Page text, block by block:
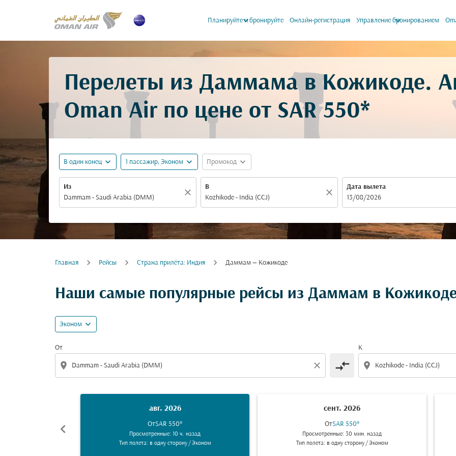
Планируйте и бронируйте
keyboard_arrow_down Онлайн-регистрация Управление бронированием
keyboard_arrow_down
Перелеты из Даммама в Кожикоде.
Oman Air по цене от SAR 550*
В один конец expand_more 1 пассажир, Эконом expand_more Промокод expand_more
Из
close
В
close
Дата вылета
fc-booking-departure-date-aria-label
13/08/2026
Главная Рейсы Cтрана прилёта: Индия Даммам — Кожикоде
Наши самые популярные рейсы из Даммам в
Эконом expand_more
От
location_on close compare_arrows
К
location_on
chevron_left
авг. 2026
ОтSAR 550*
Просмотренные: 10 ч. назад
Тип полета: в одну сторону / Эконом
сент. 2026
ОтSAR 550*
Просмотренные: 30 мин. назад
Тип полета: в одну сторону / Эконом